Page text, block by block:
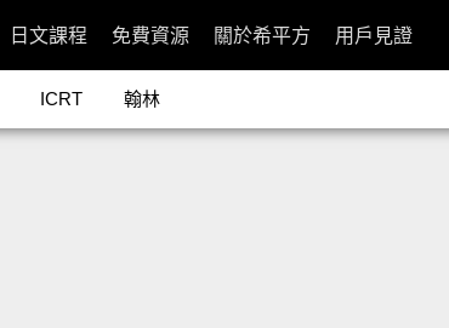
日文課程 免費資源 關於希平方 用戶見證
ICRT 翰林